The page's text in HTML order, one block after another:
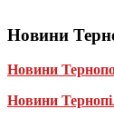
Новини
Новини
Новини